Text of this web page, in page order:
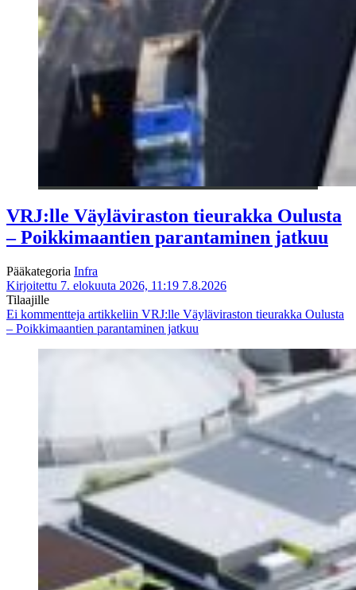
VRJ:lle Väyläviraston tieurakka Oulusta
– Poikkimaantien parantaminen jatkuu
Pääkategoria Infra
Kirjoitettu 7. elokuuta 2026, 11:19 7.8.2026
Tilaajille
Ei kommentteja artikkeliin VRJ:lle Väyläviraston tieurakka Oulusta
– Poikkimaantien parantaminen jatkuu